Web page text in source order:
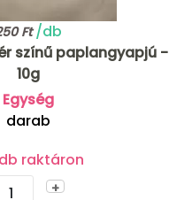
Ft/db
színű paplangyapjú -
10g
Egység
darab
raktáron
+